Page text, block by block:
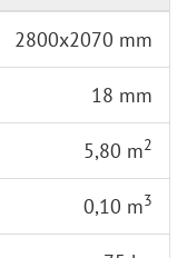
2800x2070 mm
18 mm
5,80 m2
0,10 m3